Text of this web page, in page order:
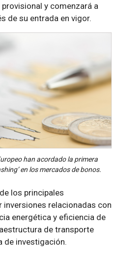
y comenzará a
de su entrada en vigor.
han acordado la primera
en los mercados de bonos.
los principales
relacionadas con
energética y eficiencia de
de transporte
de investigación.